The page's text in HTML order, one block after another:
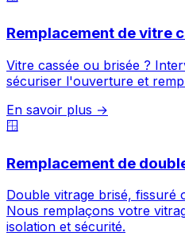
Remplacement de vitre
Vitre cassée ou brisée ?
sécuriser l'ouverture et
En savoir plus →
🪟
Remplacement de
Double vitrage brisé, fissuré
Nous remplaçons votre
isolation et sécurité.